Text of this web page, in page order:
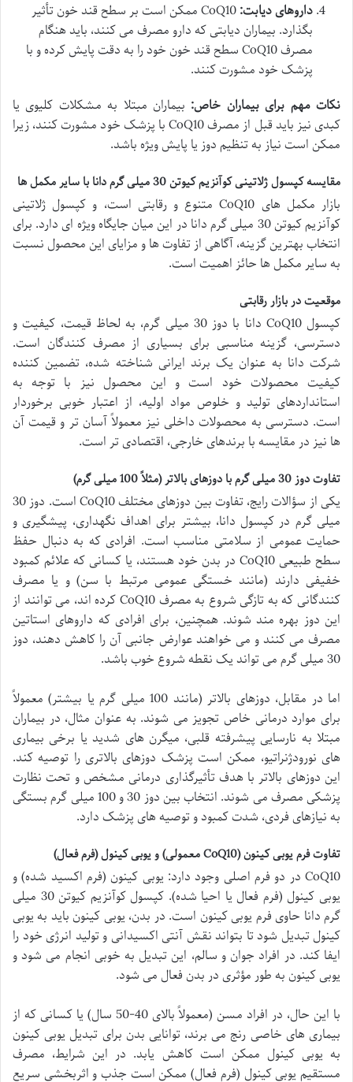
داروهای دیابت:
CoQ10 ممکن است بر سطح قند خون تأثیر
بگذارد. بیماران دیابتی که دارو مصرف می کنند، باید هنگام
مصرف CoQ10 سطح قند خون خود را به دقت پایش کرده و با
پزشک خود مشورت کنند.
نکات مهم برای بیماران خاص: بیماران مبتلا به مشکلات کلیوی یا
کبدی نیز باید قبل از مصرف CoQ10 با پزشک خود مشورت کنند، زیرا
ممکن است نیاز به تنظیم دوز یا پایش ویژه باشد.
مقایسه کپسول ژلاتینی کوآنزیم کیوتن 30 میلی گرم دانا با سایر مکمل ها
بازار مکمل های CoQ10 متنوع و رقابتی است، و کپسول ژلاتینی
کوآنزیم کیوتن 30 میلی گرم دانا در این میان جایگاه ویژه ای دارد. برای
انتخاب بهترین گزینه، آگاهی از تفاوت ها و مزایای این محصول نسبت
به سایر مکمل ها حائز اهمیت است.
موقعیت در بازار رقابتی
کپسول CoQ10 دانا با دوز 30 میلی گرم، به لحاظ قیمت، کیفیت و
دسترسی، گزینه مناسبی برای بسیاری از مصرف کنندگان است.
شرکت دانا به عنوان یک برند ایرانی شناخته شده، تضمین کننده
کیفیت محصولات خود است و این محصول نیز با توجه به
استانداردهای تولید و خلوص مواد اولیه، از اعتبار خوبی برخوردار
است. دسترسی به محصولات داخلی نیز معمولاً آسان تر و قیمت آن
ها نیز در مقایسه با برندهای خارجی، اقتصادی تر است.
تفاوت دوز 30 میلی گرم با دوزهای بالاتر (مثلاً 100 میلی گرم)
یکی از سؤالات رایج، تفاوت بین دوزهای مختلف CoQ10 است. دوز 30
میلی گرم در کپسول دانا، بیشتر برای اهداف نگهداری، پیشگیری و
حمایت عمومی از سلامتی مناسب است. افرادی که به دنبال حفظ
سطح طبیعی CoQ10 در بدن خود هستند، یا کسانی که علائم کمبود
خفیفی دارند (مانند خستگی عمومی مرتبط با سن) و یا مصرف
کنندگانی که به تازگی شروع به مصرف CoQ10 کرده اند، می توانند از
این دوز بهره مند شوند. همچنین، برای افرادی که داروهای استاتین
مصرف می کنند و می خواهند عوارض جانبی آن را کاهش دهند، دوز
30 میلی گرم می تواند یک نقطه شروع خوب باشد.
اما در مقابل، دوزهای بالاتر (مانند 100 میلی گرم یا بیشتر) معمولاً
برای موارد درمانی خاص تجویز می شوند. به عنوان مثال، در بیماران
مبتلا به نارسایی پیشرفته قلبی، میگرن های شدید یا برخی بیماری
های نورودژنراتیو، ممکن است پزشک دوزهای بالاتری را توصیه کند.
این دوزهای بالاتر با هدف تأثیرگذاری درمانی مشخص و تحت نظارت
پزشکی مصرف می شوند. انتخاب بین دوز 30 و 100 میلی گرم بستگی
به نیازهای فردی، شدت کمبود و توصیه های پزشک دارد.
تفاوت فرم یوبی کینون (CoQ10 معمولی) و یوبی کینول (فرم فعال)
CoQ10 در دو فرم اصلی وجود دارد: یوبی کینون (فرم اکسید شده) و
یوبی کینول (فرم فعال یا احیا شده). کپسول کوآنزیم کیوتن 30 میلی
گرم دانا حاوی فرم یوبی کینون است. در بدن، یوبی کینون باید به یوبی
کینول تبدیل شود تا بتواند نقش آنتی اکسیدانی و تولید انرژی خود را
ایفا کند. در افراد جوان و سالم، این تبدیل به خوبی انجام می شود و
یوبی کینون به طور مؤثری در بدن فعال می شود.
با این حال، در افراد مسن (معمولاً بالای 40-50 سال) یا کسانی که از
بیماری های خاصی رنج می برند، توانایی بدن برای تبدیل یوبی کینون
به یوبی کینول ممکن است کاهش یابد. در این شرایط، مصرف
مستقیم یوبی کینول (فرم فعال) ممکن است جذب و اثربخشی سریع